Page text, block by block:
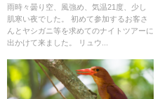
と自然観察のナイトツアー!!
雨時々曇り空、風強め、気温21度、少し
肌寒い夜でした。 初めて参加するお客さ
んとヤシガニ等を求めてのナイトツアーに
出かけて来ました。 リュウ...